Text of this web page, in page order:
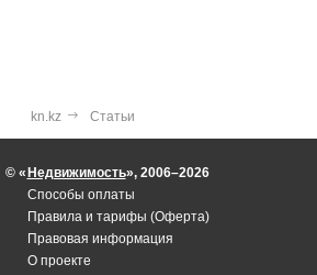
kn.kz Статьи
© « Недвижимость», 2006–2026
Способы оплаты
Правила и тарифы (Оферта)
Правовая информация
О проекте